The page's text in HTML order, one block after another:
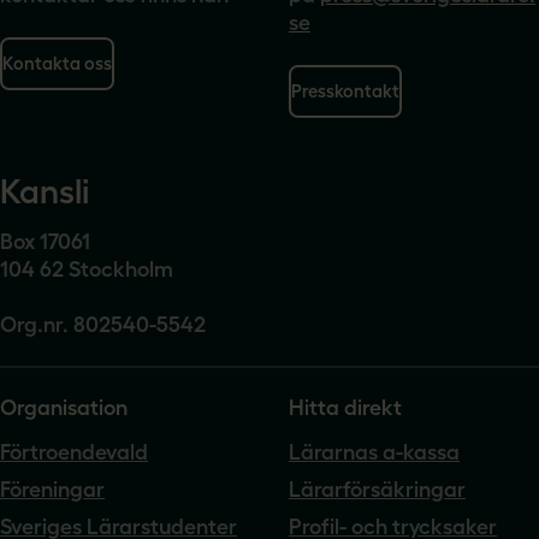
Kontakta oss
se
Presskontakt
Kansli
Box 17061
104 62 Stockholm
Org.nr. 802540-5542
Organisation
Förtroendevald
Föreningar
Sveriges Lärarstudenter
Hitta direkt
Lärarnas a-kassa
Lärarförsäkringar
Profil- och trycksaker